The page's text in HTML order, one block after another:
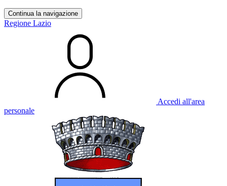
Continua la navigazione
Regione Lazio
Accedi all'area
personale